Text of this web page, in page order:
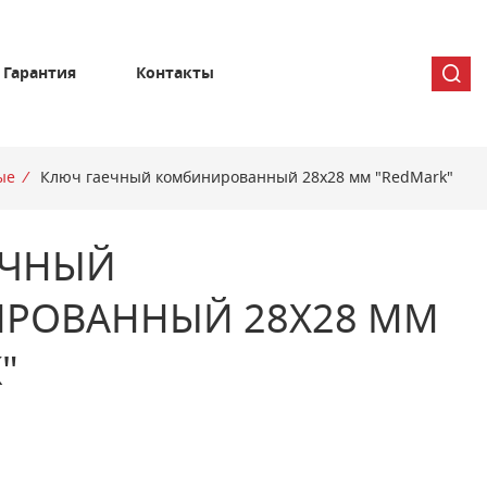
Гарантия Контакты
/ Ключ гаечный комбинированный 28х28 мм "RedMark"
28Х28 ММ